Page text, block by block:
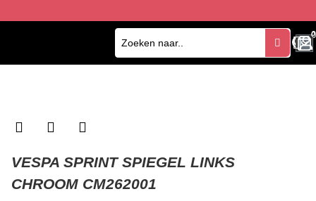
0
0
VESPA SPRINT SPIEGEL LINKS
CHROOM CM262001